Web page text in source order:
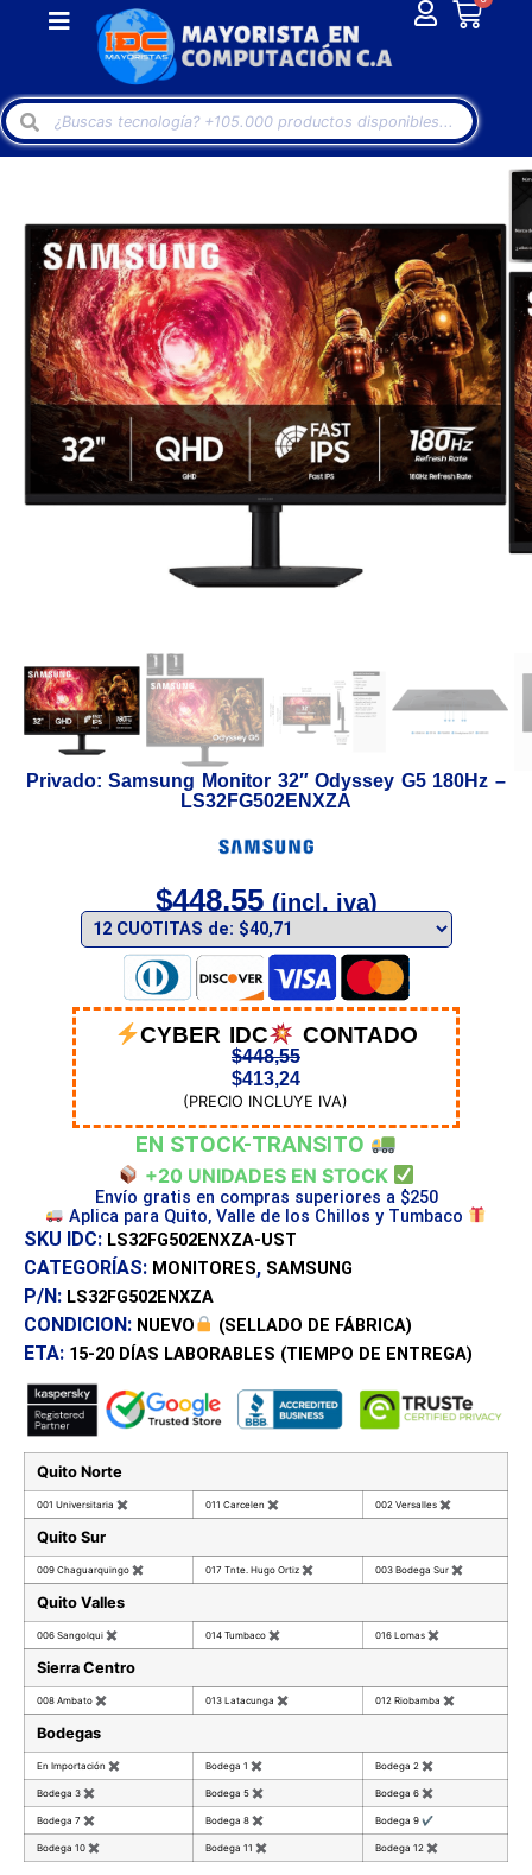
Privado: Samsung Monitor 32″ Odyssey G5 180Hz –
LS32FG502ENXZA
$448,55 (incl. iva)
CYBER IDC CONTADO
$448,55
$413,24
(PRECIO INCLUYE IVA)
EN STOCK-TRANSITO
+20 UNIDADES EN STOCK
Envío gratis en compras superiores a $250
Aplica para Quito, Valle de los Chillos y Tumbaco
SKU IDC: LS32FG502ENXZA-UST
CATEGORÍAS: MONITORES, SAMSUNG
P/N: LS32FG502ENXZA
CONDICION: NUEVO (SELLADO DE FÁBRICA)
ETA: 15-20 DÍAS LABORABLES (TIEMPO DE ENTREGA)
Quito Norte
001 Universitaria ✖ 011 Carcelen ✖ 002 Versalles ✖
Quito Sur
009 Chaguarquingo ✖ 017 Tnte. Hugo Ortiz ✖ 003 Bodega Sur ✖
Quito Valles
006 Sangolqui ✖ 014 Tumbaco ✖ 016 Lomas ✖
Sierra Centro
008 Ambato ✖ 013 Latacunga ✖ 012 Riobamba ✖
Bodegas
En Importación ✖ Bodega 1 ✖ Bodega 2 ✖
Bodega 3 ✖ Bodega 5 ✖ Bodega 6 ✖
Bodega 7 ✖ Bodega 8 ✖ Bodega 9 ✔
Bodega 10 ✖ Bodega 11 ✖ Bodega 12 ✖